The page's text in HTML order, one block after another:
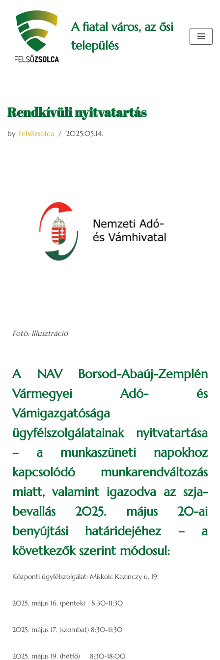
Skip
content
A fiatal város, az ősi
település
Rendkívüli nyitvatartás
by Felsőzsolca 2025.05.14.
Fotó: Illusztráció
A NAV Borsod-Abaúj-Zemplén
Vármegyei Adó- és
Vámigazgatósága
ügyfélszolgálatainak nyitvatartása
– a munkaszüneti napokhoz
kapcsolódó munkarendváltozás
miatt, valamint igazodva az szja-
bevallás 2025. május 20-ai
benyújtási határidejéhez – a
következők szerint módosul:
Központi ügyfélszolgálat: Miskolc Kazinczy u. 19.
2025. május 16. (péntek) 8:30-11:30
2025. május 17. (szombat) 8:30-11:30
2025. május 19. (hétfő) 8:30-18:00